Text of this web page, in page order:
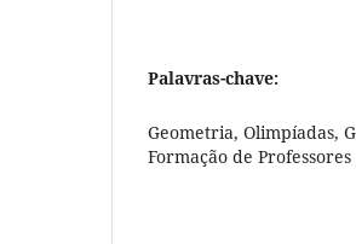
Palavras-chave:
Geometria, Olimpíadas,
Formação de Professores